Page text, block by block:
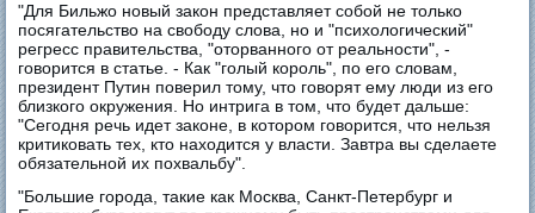
"Для Бильжо новый закон представляет собой не только
посягательство на свободу слова, но и "психологический"
регресс правительства, "оторванного от реальности", -
говорится в статье. - Как "голый король", по его словам,
президент Путин поверил тому, что говорят ему люди из его
близкого окружения. Но интрига в том, что будет дальше:
"Сегодня речь идет законе, в котором говорится, что нельзя
критиковать тех, кто находится у власти. Завтра вы сделаете
обязательной их похвальбу".
"Большие города, такие как Москва, Санкт-Петербург и